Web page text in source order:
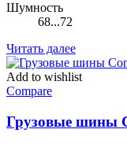
Шумность
68...72
Читать далее
Add to wishlist
Compare
Грузовые шины